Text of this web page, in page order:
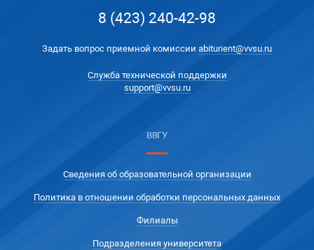
8 (423) 240-42-98
Задать вопрос приемной комиссии abiturient@vvsu.ru
Служба технической поддержки
support@vvsu.ru
ВВГУ
Сведения об образовательной организации
Политика в отношении обработки персональных данных
Филиалы
Подразделения университета